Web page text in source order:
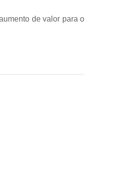
de valor para o